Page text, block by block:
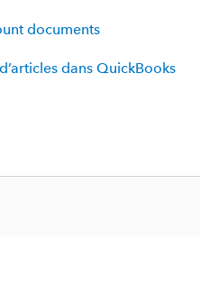
documents
dans QuickBooks